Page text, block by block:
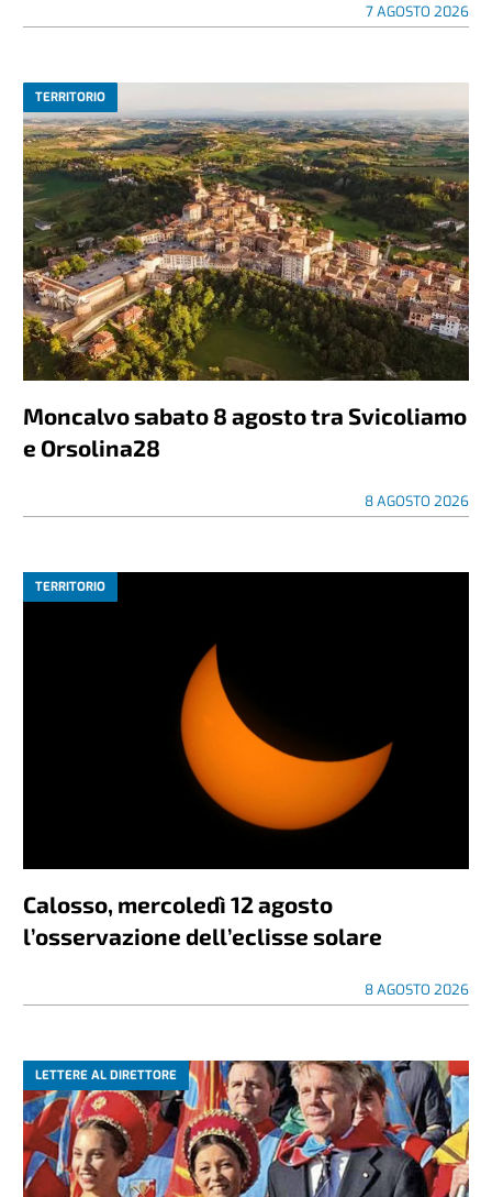
7 AGOSTO 2026
TERRITORIO
Moncalvo sabato 8 agosto tra Svicoliamo
e Orsolina28
8 AGOSTO 2026
TERRITORIO
Calosso, mercoledì 12 agosto
l’osservazione dell’eclisse solare
8 AGOSTO 2026
LETTERE AL DIRETTORE